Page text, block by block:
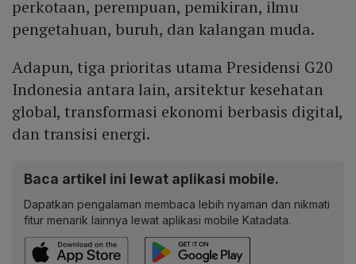
perkotaan, perempuan, pemikiran, ilmu
pengetahuan, buruh, dan kalangan muda.
Adapun, tiga prioritas utama Presidensi G20
Indonesia antara lain, arsitektur kesehatan
global, transformasi ekonomi berbasis digital,
dan transisi energi.
Baca artikel ini lewat aplikasi mobile.
Dapatkan pengalaman membaca lebih nyaman dan nikmati
fitur menarik lainnya lewat aplikasi mobile Katadata.